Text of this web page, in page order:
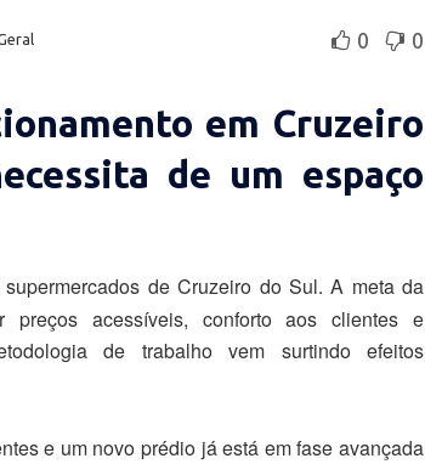
0 0
em Cruzeiro
de um espaço
de Cruzeiro do Sul. A meta da
preços acessíveis, conforto aos clientes e
de trabalho vem surtindo efeitos
e um novo prédio já está em fase avançada